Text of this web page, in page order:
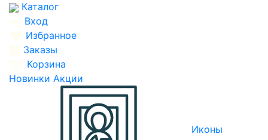
Каталог
Вход
Избранное
Заказы
Корзина
Новинки Акции
Иконы